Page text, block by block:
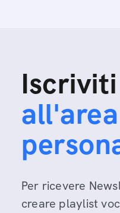
Iscriviti
all'area
Per ricevere
creare playlist